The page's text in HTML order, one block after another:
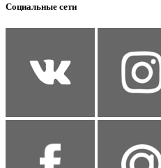
Социальные сети